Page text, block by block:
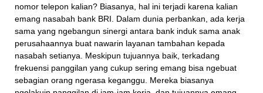
nomor telepon kalian? Biasanya, hal ini terjadi karena kalian
emang nasabah bank BRI. Dalam dunia perbankan, ada kerja
sama yang ngebangun sinergi antara bank induk sama anak
perusahaannya buat nawarin layanan tambahan kepada
nasabah setianya. Meskipun tujuannya baik, terkadang
frekuensi panggilan yang cukup sering emang bisa ngebuat
sebagian orang ngerasa keganggu. Mereka biasanya